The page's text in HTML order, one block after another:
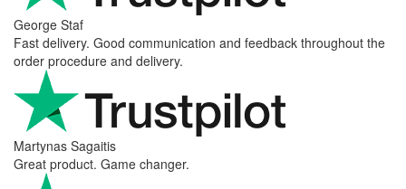
George Staf
Fast delivery. Good communication and feedback throughout the
order procedure and delivery.
Martynas Sagaitis
Great product. Game changer.